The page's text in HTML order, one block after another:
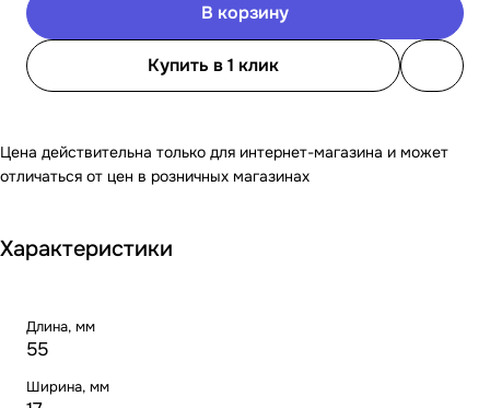
В корзину
Купить в 1 клик
Цена действительна только для интернет-магазина и может
отличаться от цен в розничных магазинах
Характеристики
Длина, мм
55
Ширина, мм